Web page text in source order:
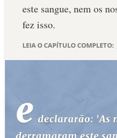
PALAVRA DO DIA
DEVOCIONAL DIÁRIO
ESTUDOS BÍBLICOS
este sangue, nem os
fez isso.
LEIA O CAPÍTULO COMPLETO: